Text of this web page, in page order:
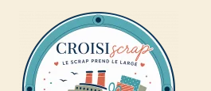
contenu